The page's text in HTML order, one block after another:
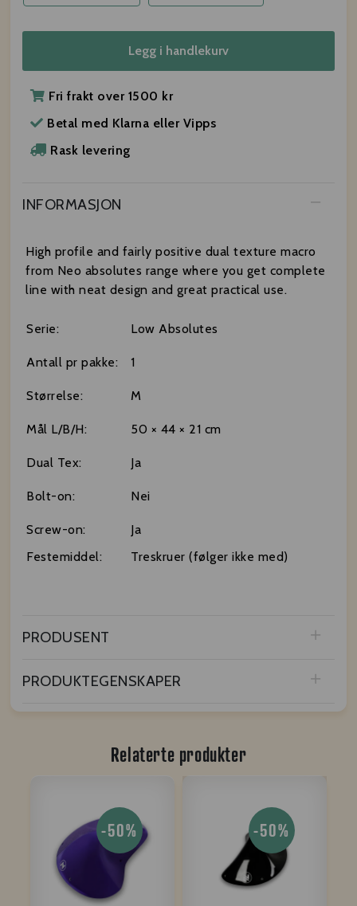
Legg i handlekurv
Fri frakt over 1500 kr
Betal med Klarna eller Vipps
Rask levering
INFORMASJON
High profile and fairly positive dual texture macro
from Neo absolutes range where you get complete
line with neat design and great practical use.
Serie: Low Absolutes
Antall pr pakke: 1
Størrelse: M
Mål L/B/H: 50 × 44 × 21 cm
Dual Tex: Ja
Bolt-on: Nei
Screw-on:
Ja
Festemiddel:
Treskruer (følger ikke med)
PRODUSENT
PRODUKTEGENSKAPER
Relaterte produkter
-50% -50%